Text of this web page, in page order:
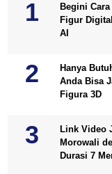
Begini
Figur
AI
Hanya
Anda Bisa
Figura 3D
Link Video
Morowali
Durasi 7